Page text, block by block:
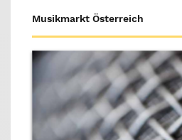
Musikmarkt Österreich